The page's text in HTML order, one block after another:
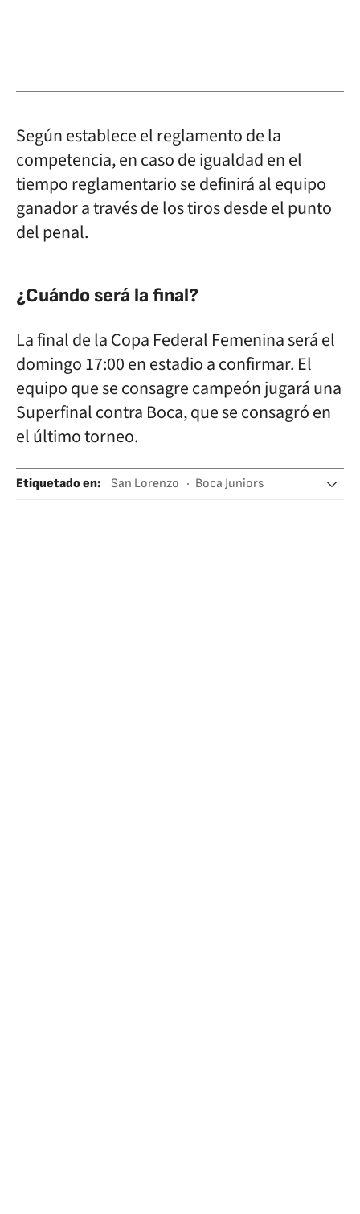
Según establece el reglamento de la
competencia, en caso de igualdad en el
tiempo reglamentario se definirá al equipo
ganador a través de los tiros desde el punto
del penal.
¿Cuándo será la final?
La final de la Copa Federal Femenina será el
domingo 17:00 en estadio a confirmar. El
equipo que se consagre campeón jugará una
Superfinal contra Boca, que se consagró en
el último torneo.
Etiquetado en: San Lorenzo
Boca Juniors